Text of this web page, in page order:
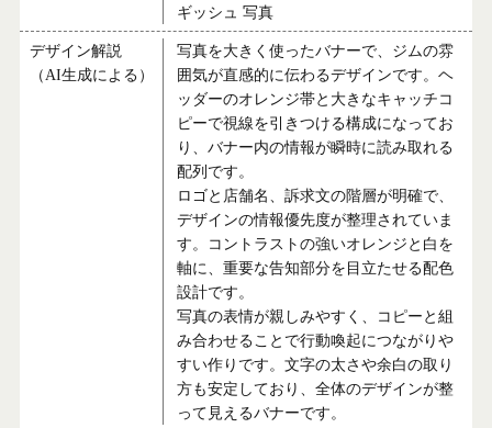
ギッシュ 写真
デザイン解説
（AI生成による）
写真を大きく使ったバナーで、ジムの雰
囲気が直感的に伝わるデザインです。ヘ
ッダーのオレンジ帯と大きなキャッチコ
ピーで視線を引きつける構成になってお
り、バナー内の情報が瞬時に読み取れる
配列です。
ロゴと店舗名、訴求文の階層が明確で、
デザインの情報優先度が整理されていま
す。コントラストの強いオレンジと白を
軸に、重要な告知部分を目立たせる配色
設計です。
写真の表情が親しみやすく、コピーと組
み合わせることで行動喚起につながりや
すい作りです。文字の太さや余白の取り
方も安定しており、全体のデザインが整
って見えるバナーです。